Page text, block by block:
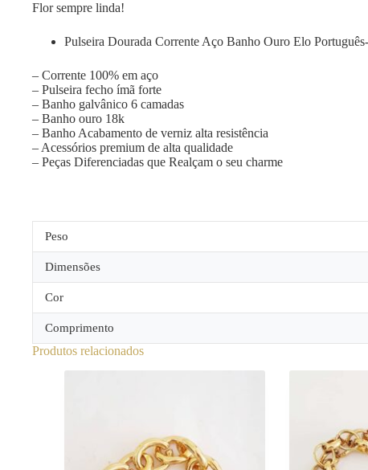
Flor sempre linda!
Pulseira Dourada Corrente Aço Banho Ouro Elo
– Corrente 100% em aço
– Pulseira fecho ímã forte
– Banho galvânico 6 camadas
– Banho ouro 18k
– Banho Acabamento de verniz alta resistência
– Acessórios premium de alta qualidade
– Peças Diferenciadas que Realçam o seu charme
Peso
Dimensões
Cor
Comprimento
Produtos relacionados